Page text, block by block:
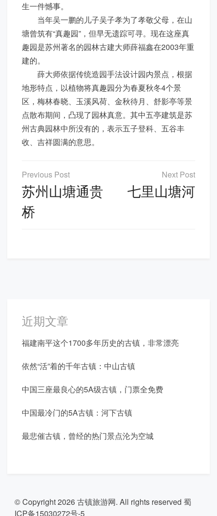
生一件憾事。
当年吴一鹏的儿子吴子孝为了孝敬父母，在山
塘曾筑有“真趣园”，但早无遗踪可寻。现在这座真
趣园是苏州著名的园林古建大师薛福鑫在2003年重
建的。
薛大师依据传统造园手法设计园内景点，根据
地形特点，以植物将真趣园分为春夏秋冬4个景
区，梅林春晓、玉溪风荷、金秋待月、舒影亭等景
点散布期间，凸现了园林真意。其中五亭建筑是苏
州古典园林中所没有的，表示五子登科、五谷丰
收、吉祥圆满的意思。
文
章
导
航
苏州山塘通贵
桥
七里山塘河
近期文章
福建南平这个1700多年历史的古镇，非常漂亮
依然“活”着的千年古镇：中山古镇
中国三座最良心的5A级古镇，门票全免费
中国最冷门的5A古镇：河下古镇
最悲催古镇，曾经的热门景点沦为空城
© Copyright 2026古镇旅游网. All rights reserved 蜀
ICP备15030272号-5